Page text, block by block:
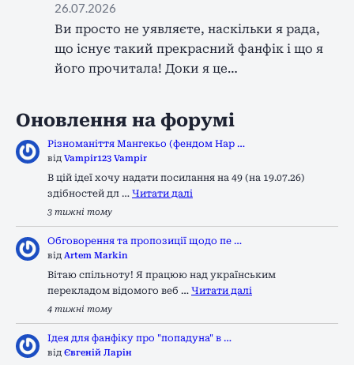
26.07.2026
Ви просто не уявляєте, наскільки я рада,
що існує такий прекрасний фанфік і що я
його прочитала! Доки я це…
Оновлення на форумі
Різноманіття Мангекьо (фендом Нар …
від Vampir123 Vampir
В цій ідеї хочу надати посилання на 49 (на 19.07.26)
здібностей дл … Читати далі
3 тижні тому
Обговорення та пропозиції щодо пе …
від Artem Markin
Вітаю спільноту! Я працюю над українським
перекладом відомого веб … Читати далі
4 тижні тому
Ідея для фанфіку про "попадуна" в …
від Євгеній Ларін